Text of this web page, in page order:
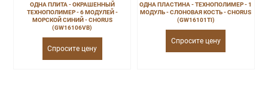
ОДНА ПЛИТА - ОКРАШЕННЫЙ
ТЕХНОПОЛИМЕР - 6 МОДУЛЕЙ -
МОРСКОЙ СИНИЙ - CHORUS
(GW16106VB)
Спросите цену
ОДНА ПЛАСТИНА - ТЕХНОПОЛИМЕР - 1
МОДУЛЬ - СЛОНОВАЯ КОСТЬ - CHORUS
(GW16101TI)
Спросите цену